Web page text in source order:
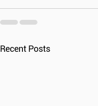
Recent Posts